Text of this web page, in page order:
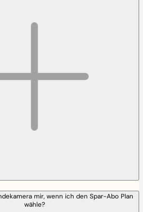
mir, wenn ich den Spar-Abo Plan
wähle?